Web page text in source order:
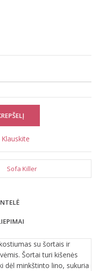
Klauskite
Sofa Killer
su šortais ir
Šortai turi kišenės
dėl minkštinto lino, sukuria